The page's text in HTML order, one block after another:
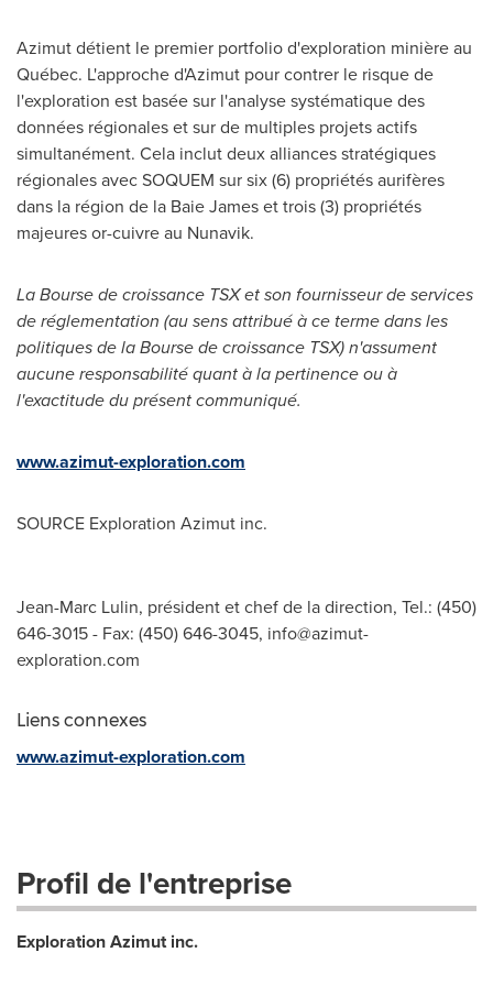
Azimut détient le premier portfolio d'exploration minière au
Québec. L'approche d'Azimut pour contrer le risque de
l'exploration est basée sur l'analyse systématique des
données régionales et sur de multiples projets actifs
simultanément. Cela inclut deux alliances stratégiques
régionales avec SOQUEM sur six (6) propriétés aurifères
dans la région de la Baie Jameset trois (3) propriétés
majeures or-cuivre au Nunavik.
La Bourse de croissance TSX et son fournisseur de services
de réglementation (au sens attribué à ce terme dans les
politiques de la Bourse de croissance TSX) n'assument
aucune responsabilité quant à la pertinence ou à
l'exactitude du présent communiqué.
www.azimut-exploration.com
SOURCE Exploration Azimut inc.
Jean-Marc Lulin, président et chef de la direction, Tel.: (450)
646-3015 - Fax: (450) 646-3045, info@azimut-
exploration.com
Liens connexes
www.azimut-exploration.com
Profil de l'entreprise
Exploration Azimut inc.